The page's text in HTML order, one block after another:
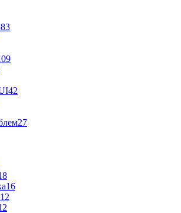
42
27
16
12